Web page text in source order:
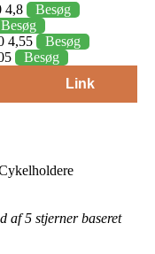
4,8
Besøg
Besøg
4,55
Besøg
Besøg
Link
af 5 stjerner baseret